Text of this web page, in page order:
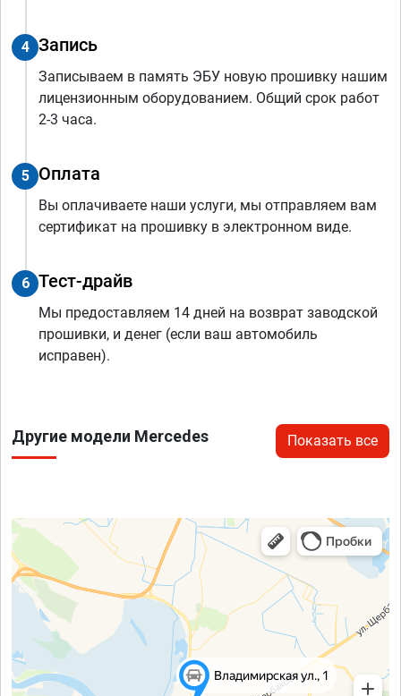
4 Запись
Записываем в память ЭБУ новую прошивку нашим
лицензионным оборудованием. Общий срок работ
2-3 часа.
5 Оплата
Вы оплачиваете наши услуги, мы отправляем вам
сертификат на прошивку в электронном виде.
6 Тест-драйв
Мы предоставляем 14 дней на возврат заводской
прошивки, и денег (если ваш автомобиль
исправен).
Другие модели Mercedes Показать все